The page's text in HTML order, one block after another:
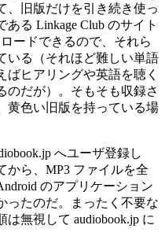
、旧版だけを引き続き使っ
る Linkage Club のサイト
ードできるので、それら
いる（それほど難しい単語
ヒアリングや英語を聴く
のだが）。そもそも収録さ
黄色い旧版を持っている場
へユーザ登録し
から、MP3 ファイルを全
のアプリケーション
ったのだ。まったく不要な
無視して audiobook.jp に